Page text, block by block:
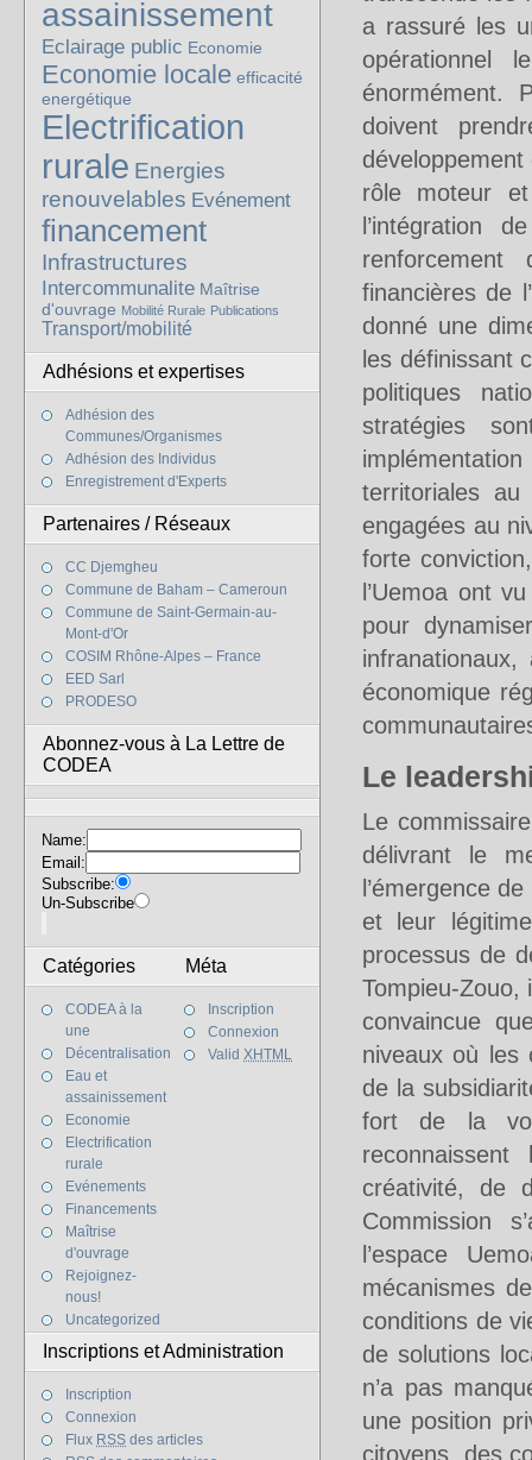
a rassuré les
opérationnel
énormément.
doivent
développement
rôle moteur et
l’intégration
financières de
donné une
les définissant
politiques
stratégies
territoriales
engagées au
forte
l’Uemoa ont
pour
économique
Le
Le
délivrant le
l’émergence
et leur
processus de
Tompieu-Zouo,
convaincue
niveaux où les
de la
fort de la
créativité, de
Commission
l’espace
mécanismes
conditions de
de solutions
n’a pas
une position
citoyens, des
assainissement
Eclairage public Economie
Economie locale efficacité
energétique
Electrification
rurale Energies
renouvelables Evénement
financement
Infrastructures
Intercommunalite Maîtrise
d'ouvrage Mobilité Rurale Publications
Transport/mobilité
Adhésions et expertises
Adhésion des
Communes/Organismes
Adhésion des Individus
Enregistrement d'Experts
Partenaires / Réseaux
CC Djemgheu
Commune de Baham – Cameroun
Commune de Saint-Germain-au-
Mont-d'Or
COSIM Rhône-Alpes – France
EED Sarl
PRODESO
Abonnez-vous à La Lettre de
CODEA
Name:
Email:
Subscribe:
Un-Subscribe
Catégories
CODEA à la
une
Décentralisation
Eau et
assainissement
Economie
Electrification
rurale
Evénements
Financements
Maîtrise
d'ouvrage
Rejoignez-
nous!
Uncategorized
Méta
Inscription
Connexion
Valid XHTML
Inscriptions et Administration
Inscription
Connexion
Flux RSS des articles